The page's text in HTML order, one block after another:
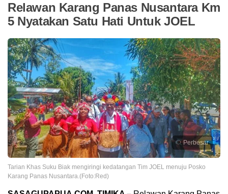
Relawan Karang Panas Nusantara Km
5 Nyatakan Satu Hati Untuk JOEL
Perbesar
Tarian Khas Suku Biak mengiringi kedatangan Tim JOEL menuju Posko
Karang Panas Nusantara.(Foto:Red)